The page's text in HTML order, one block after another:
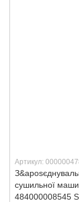
Артикул:
сушильної
484000008545